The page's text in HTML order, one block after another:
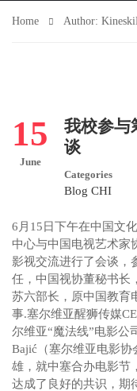
Home Author:
15
June
我校参与
谈
Categories
Blog CHI
6月15日下午在中国文
中心与中国电视艺术家
影视交流进行了会谈，
任，中国视协董秘书长
苏六部长，原中国教育
事.塞尔维亚醒狮传媒
尔维亚“魔法线”电影公
Bajić（塞尔维亚电影
雄，就中塞合办电影节
达成了良好的共识，期